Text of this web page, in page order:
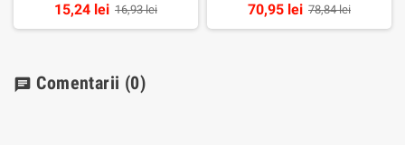
15,24 lei 16,93 lei 70,95 lei 78,84 lei
chat Comentarii (0)